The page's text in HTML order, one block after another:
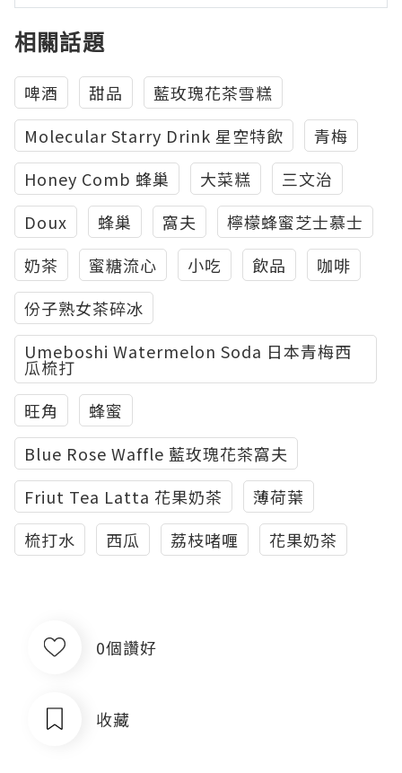
相關話題
啤酒 甜品
藍玫瑰花茶雪糕
Molecular Starry Drink 星空特飲
青梅
Honey Comb 蜂巢
大菜糕
三文治
Doux
蜂巢 窩夫
檸檬蜂蜜芝士慕士
奶茶
蜜糖流心 小吃 飲品
咖啡
份子熟女茶碎冰
Umeboshi Watermelon Soda 日本青梅西
瓜梳打
旺角
蜂蜜
Blue Rose Waffle 藍玫瑰花茶窩夫
Friut Tea Latta 花果奶茶
薄荷葉
梳打水
西瓜 荔枝啫喱 花果奶茶
0個讚好
收藏